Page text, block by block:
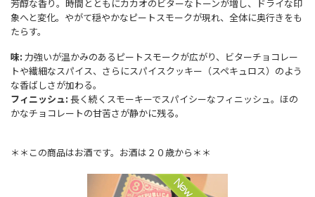
芳醇な香り。時間とともにカカオのビターなトーンが増し、ドライな印
象へと変化。やがて穏やかなピートスモークが現れ、全体に奥行きをも
たらす。
味: 力強いが温かみのあるピートスモークが広がり、ビターチョコレー
トや繊細なスパイス、さらにスパイスクッキー（スペキュロス）のよう
な香ばしさが加わる。
フィニッシュ: 長く続くスモーキーでスパイシーなフィニッシュ。ほの
かなチョコレートの甘苦さが静かに残る。
＊＊この商品はお酒です。お酒は２０歳から＊＊